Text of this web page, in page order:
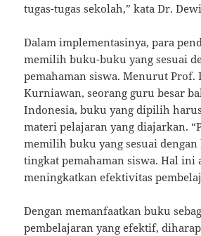
tugas-tugas sekolah,” kata Dr.
Dalam implementasinya, para
memilih buku-buku yang sesuai
pemahaman siswa. Menurut Prof.
Kurniawan, seorang guru besar
Indonesia, buku yang dipilih
materi pelajaran yang diajarkan.
memilih buku yang sesuai
tingkat pemahaman siswa. Hal ini
meningkatkan efektivitas
Dengan memanfaatkan buku
pembelajaran yang efektif,